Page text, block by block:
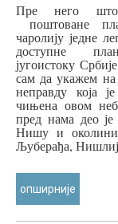
Пре него што
поштоване
чаролију једне
доступне
југоистоку
сам да укажем на
неправду која
чињена овом
пред нама део
Нишу и
Љуберађа,
опширније